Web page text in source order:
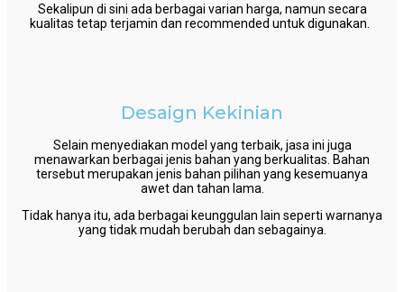
Sekalipun di sini ada berbagai varian harga, namun secara
kualitas tetap terjamin dan recommended untuk digunakan.
Desaign Kekinian
Selain menyediakan model yang terbaik, jasa ini juga
menawarkan berbagai jenis bahan yang berkualitas. Bahan
tersebut merupakan jenis bahan pilihan yang kesemuanya
awet dan tahan lama.
Tidak hanya itu, ada berbagai keunggulan lain seperti warnanya
yang tidak mudah berubah dan sebagainya.